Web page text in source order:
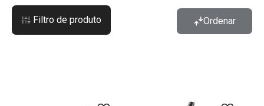
Filtro de produto Ordenar